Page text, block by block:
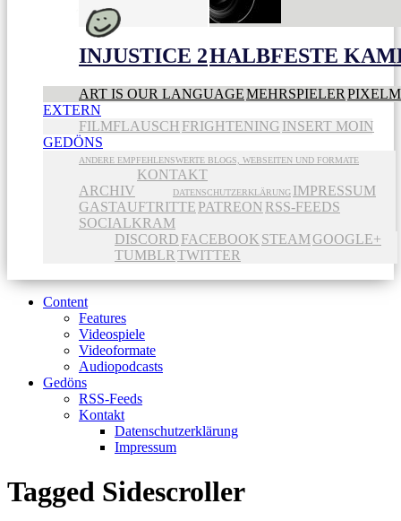
INJUSTICE 2HALBFESTE
ART IS OUR LANGUAGEMEHRSPIELER
EXTERN
FILMFLAUSCH FRIGHTENING INSERT MOIN
GEDÖNS
ANDERE EMPFEHLENSWERTE BLOGS, WEBSEITEN UND FORMATE
ARCHIV
KONTAKT
DATENSCHUTZERKLÄRUNG IMPRESSUM
GASTAUFTRITTE PATREON RSS-FEEDS
SOCIALKRAM
DISCORD FACEBOOK STEAMGOOGLE+
TUMBLR TWITTER
Content
Features
Videospiele
Videoformate
Audiopodcasts
Gedöns
RSS-Feeds
Kontakt
Datenschutzerklärung
Impressum
Tagged Sidescroller